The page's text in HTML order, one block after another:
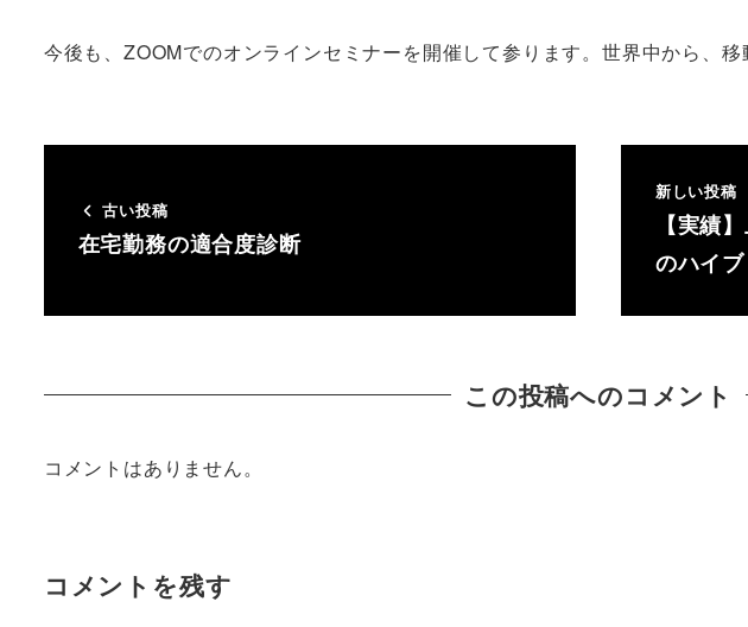
今後も、ZOOMでのオンラインセミナーを開催して参ります。世界中から、移
古い投稿
在宅勤務の適合度診断
新しい投稿
【実績
のハイ
この投稿へのコメント
コメントはありません。
コメントを残す